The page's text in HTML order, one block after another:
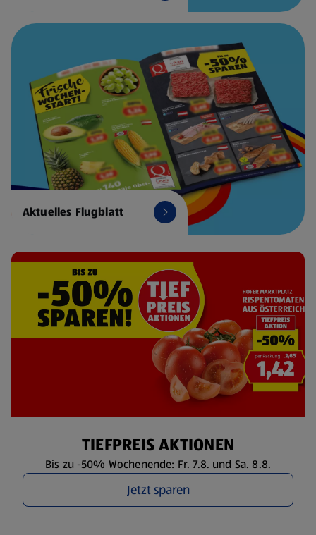
Aktuelles Flugblatt
TIEFPREIS AKTIONEN
Bis zu -50% Wochenende: Fr. 7.8. und Sa. 8.8.
Jetzt sparen